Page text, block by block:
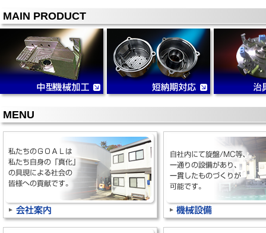
MAIN PRODUCT
MENU